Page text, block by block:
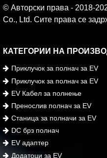
© Авторски права - 2018-
Co., Ltd. Сите права се
КАТЕГОРИИ НА
Приклучок за полнач за EV
Приклучок за полнач за EV
EV Кабел за полнење
Пренослив полнач за EV
Станица за полначи за EV
DC брз полнач
EV адаптер
Додатоци за EV